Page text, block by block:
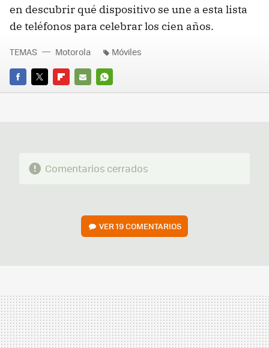
en descubrir qué dispositivo se une a esta lista
de teléfonos para celebrar los cien años.
FACEBOOK
TWITTERFLIPBOARD
E-
WHATSAPP
TEMAS Motorola Móviles
Comentarios cerrados
VER19 COMENTARIOS